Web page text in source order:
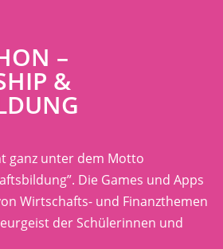
–
&
ganz unter dem Motto
Die Games und Apps
Wirtschafts- und Finanzthemen
der Schülerinnen und